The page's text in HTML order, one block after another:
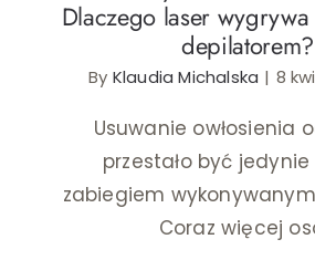
Ślub i wesele
Wystrój wnętrz
Dlaczego laser
depilatorem?
By Klaudia Michalska | 8
Usuwanie owłosienia
przestało być
zabiegiem wykonywanym
Coraz więcej